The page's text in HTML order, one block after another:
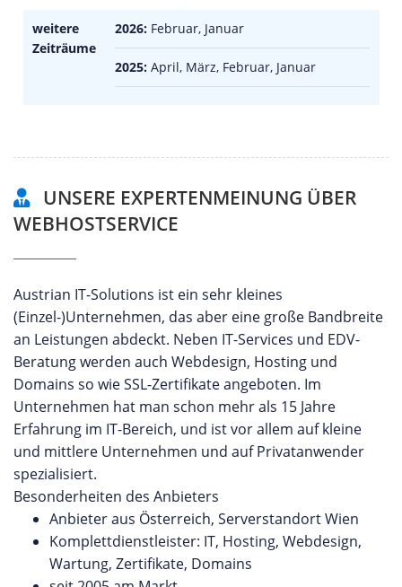
weitere
Zeiträume
2026: Februar, Januar
2025: April, März, Februar, Januar
UNSERE EXPERTENMEINUNG ÜBER
WEBHOSTSERVICE
Austrian IT-Solutions ist ein sehr kleines
(Einzel-)Unternehmen, das aber eine große Bandbreite
an Leistungen abdeckt. Neben IT-Services und EDV-
Beratung werden auch Webdesign, Hosting und
Domains so wie SSL-Zertifikate angeboten. Im
Unternehmen hat man schon mehr als 15 Jahre
Erfahrung im IT-Bereich, und ist vor allem auf kleine
und mittlere Unternehmen und auf Privatanwender
spezialisiert.
Besonderheiten des Anbieters
Anbieter aus Österreich, Serverstandort Wien
Komplettdienstleister: IT, Hosting, Webdesign,
Wartung, Zertifikate, Domains